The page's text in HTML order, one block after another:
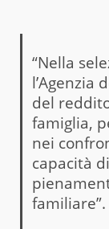
“Nella
l’Agenzia
del
famiglia,
nei
capacità
familiare”.